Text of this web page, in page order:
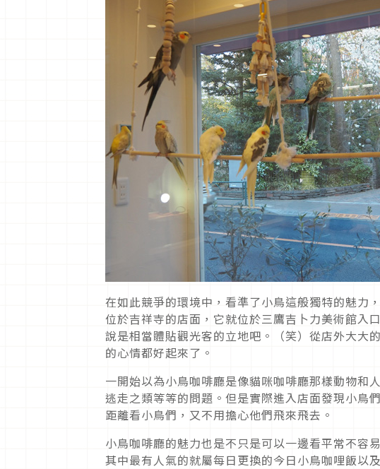
在如此競爭的環境中，看準了小鳥這般獨特的魅力
位於吉祥寺的店面，它就位於三鷹吉卜力美術館入
說是相當體貼觀光客的立地吧。（笑）從店外大大
的心情都好起來了。
一開始以為小鳥咖啡廳是像貓咪咖啡廳那樣動物和
逃走之類等等的問題。但是實際進入店面發現小鳥
距離看小鳥們，又不用擔心他們飛來飛去。
小鳥咖啡廳的魅力也是不只是可以一邊看平常不容
其中最有人氣的就屬每日更換的今日小鳥咖哩飯以